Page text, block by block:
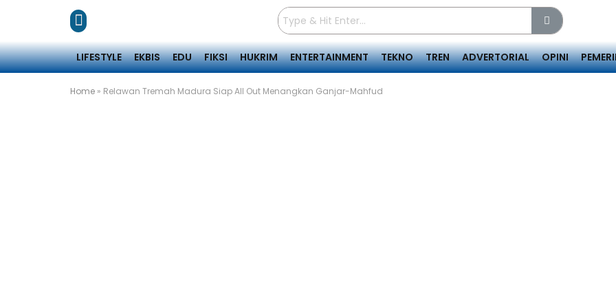
LIFESTYLE EKBIS EDU FIKSI HUKRIM ENTERTAINMENT TEKNO TREN ADVERTORIAL OPINI
Home » Relawan Tremah Madura Siap All Out Menangkan Ganjar-Mahfud